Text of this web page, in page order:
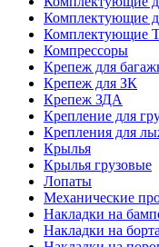
Комплектующие
Комплектующие
Компрессоры
Крепеж для
Крепеж для ЗК
Крепеж ЗДА
Крепление для
Крепления для
Крылья
Крылья грузовые
Лопаты
Механические
Накладки на
Накладки на борта